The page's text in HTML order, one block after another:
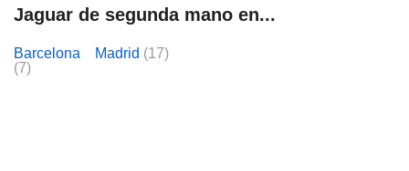
Jaguar de segunda mano en...
Barcelona
(7)
Madrid (17)